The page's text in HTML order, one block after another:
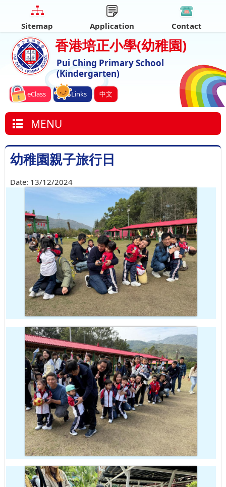
香港培正小學(幼稚園)
Pui Ching Primary School
(Kindergarten)
eClass Links 中文
Sitemap Application Contact
MENU
幼稚園親子旅行日
Date: 13/12/2024